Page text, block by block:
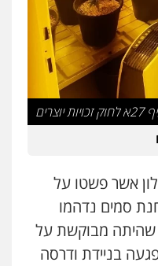
וחקירות
דין
מעצרים וחקירות
אשר פשטו על
סמים נדהמו
לגלות בתוכה צעירה בת 20 שהיתה מבוקשת על
בניידת ודרסה